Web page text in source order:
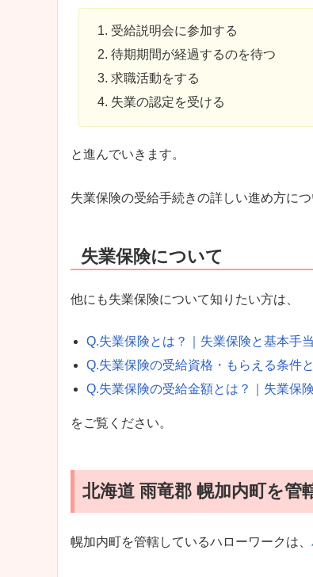
受給説明会に参加する
待期期間が経過するのを待つ
求職活動をする
失業の認定を受ける
と進んでいきます。
失業保険の受給手続きの詳しい進め方につ
失業保険について
他にも失業保険について知りたい方は、
Q.失業保険とは？｜失業保険と基本手当
Q.失業保険の受給資格・もらえる条件
Q.失業保険の受給金額とは？｜失業保
をご覧ください。
北海道 雨竜郡 幌加内町を
幌加内町を管轄しているハローワークは、